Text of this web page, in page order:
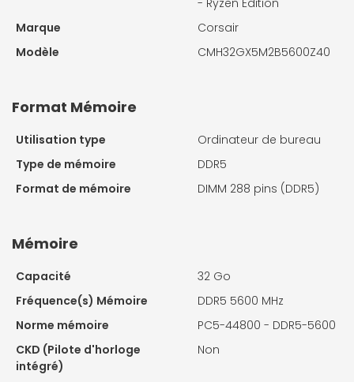
- Ryzen Edition
Marque
Corsair
Modèle
CMH32GX5M2B5600Z40
Format Mémoire
Utilisation type
Ordinateur de bureau
Type de mémoire
DDR5
Format de mémoire
DIMM 288 pins (DDR5)
Mémoire
Capacité
32 Go
Fréquence(s) Mémoire
DDR5 5600 MHz
Norme mémoire
PC5-44800 - DDR5-5600
CKD (Pilote d'horloge
intégré)
Non